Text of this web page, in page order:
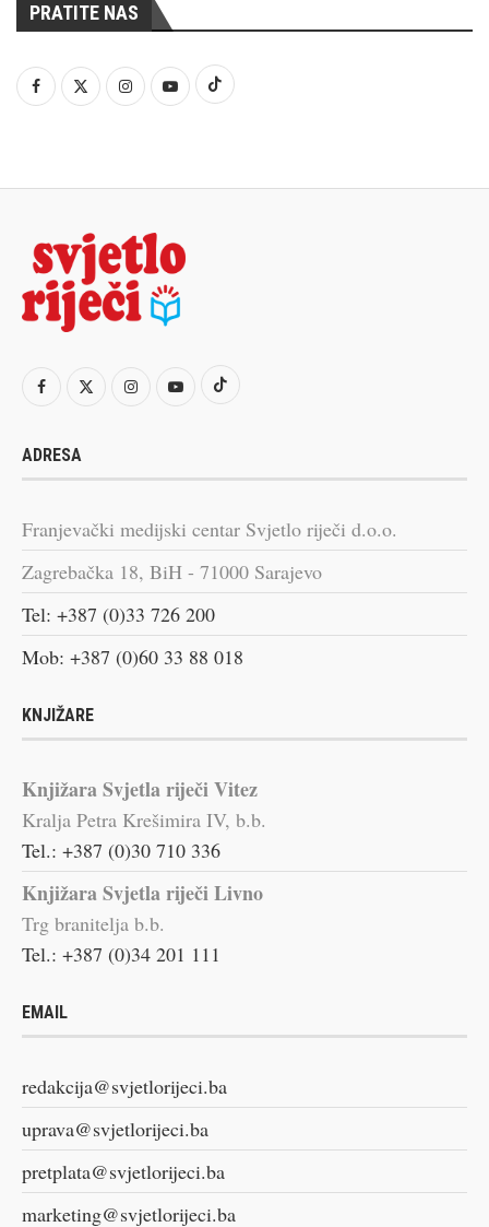
PRATITE NAS
ADRESA
Franjevački medijski centar Svjetlo riječi d.o.o.
Zagrebačka 18, BiH - 71000 Sarajevo
Tel: +387 (0)33 726 200
Mob: +387 (0)60 33 88 018
KNJIŽARE
Knjižara Svjetla riječi Vitez
Kralja Petra Krešimira IV, b.b.
Tel.: +387 (0)30 710 336
Knjižara Svjetla riječi Livno
Trg branitelja b.b.
Tel.: +387 (0)34 201 111
EMAIL
redakcija@svjetlorijeci.ba
uprava@svjetlorijeci.ba
pretplata@svjetlorijeci.ba
marketing@svjetlorijeci.ba